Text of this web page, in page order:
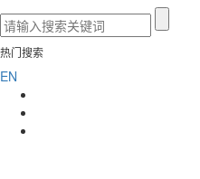
热门搜索
EN